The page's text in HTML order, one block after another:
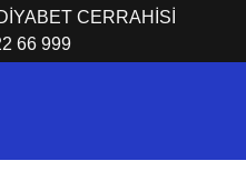
CERRAHİSİ
66 999